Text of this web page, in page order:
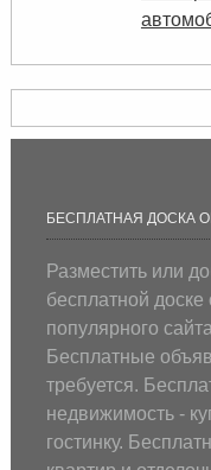
БЕСПЛАТНАЯ ДОСКА
Разместить или
бесплатной
популярного сайта
Бесплатные
требуется.
недвижимость -
гостинку.